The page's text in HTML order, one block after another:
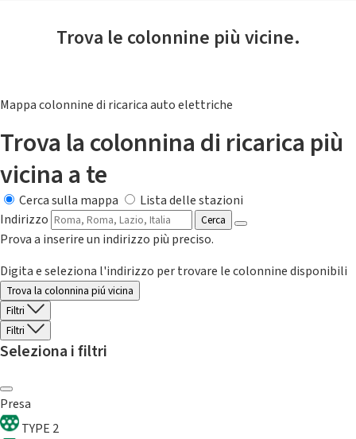
Trova le colonnine più vicine.
Mappa colonnine di ricarica auto elettriche
Trova la colonnina di ricarica più
vicina a te
Cerca sulla mappa
Lista delle stazioni
Indirizzo
Cerca
Prova a inserire un indirizzo più preciso.
Digita e seleziona l'indirizzo per trovare le colonnine disponibili
Trova la colonnina piú vicina
Filtri
Filtri
Seleziona i filtri
Presa
TYPE 2